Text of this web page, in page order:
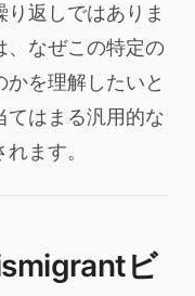
返しではありま
、なぜこの特定の
を理解したいと
てはまる汎用的な
ます。
ビ